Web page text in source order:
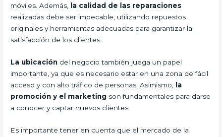
móviles. Además, la calidad de las reparaciones
realizadas debe ser impecable, utilizando repuestos
originales y herramientas adecuadas para garantizar la
satisfacción de los clientes.
La ubicación del negocio también juega un papel
importante, ya que es necesario estar en una zona de fácil
acceso y con alto tráfico de personas. Asimismo, la
promoción y el marketing son fundamentales para darse
a conocer y captar nuevos clientes.
Es importante tener en cuenta que el mercado de la